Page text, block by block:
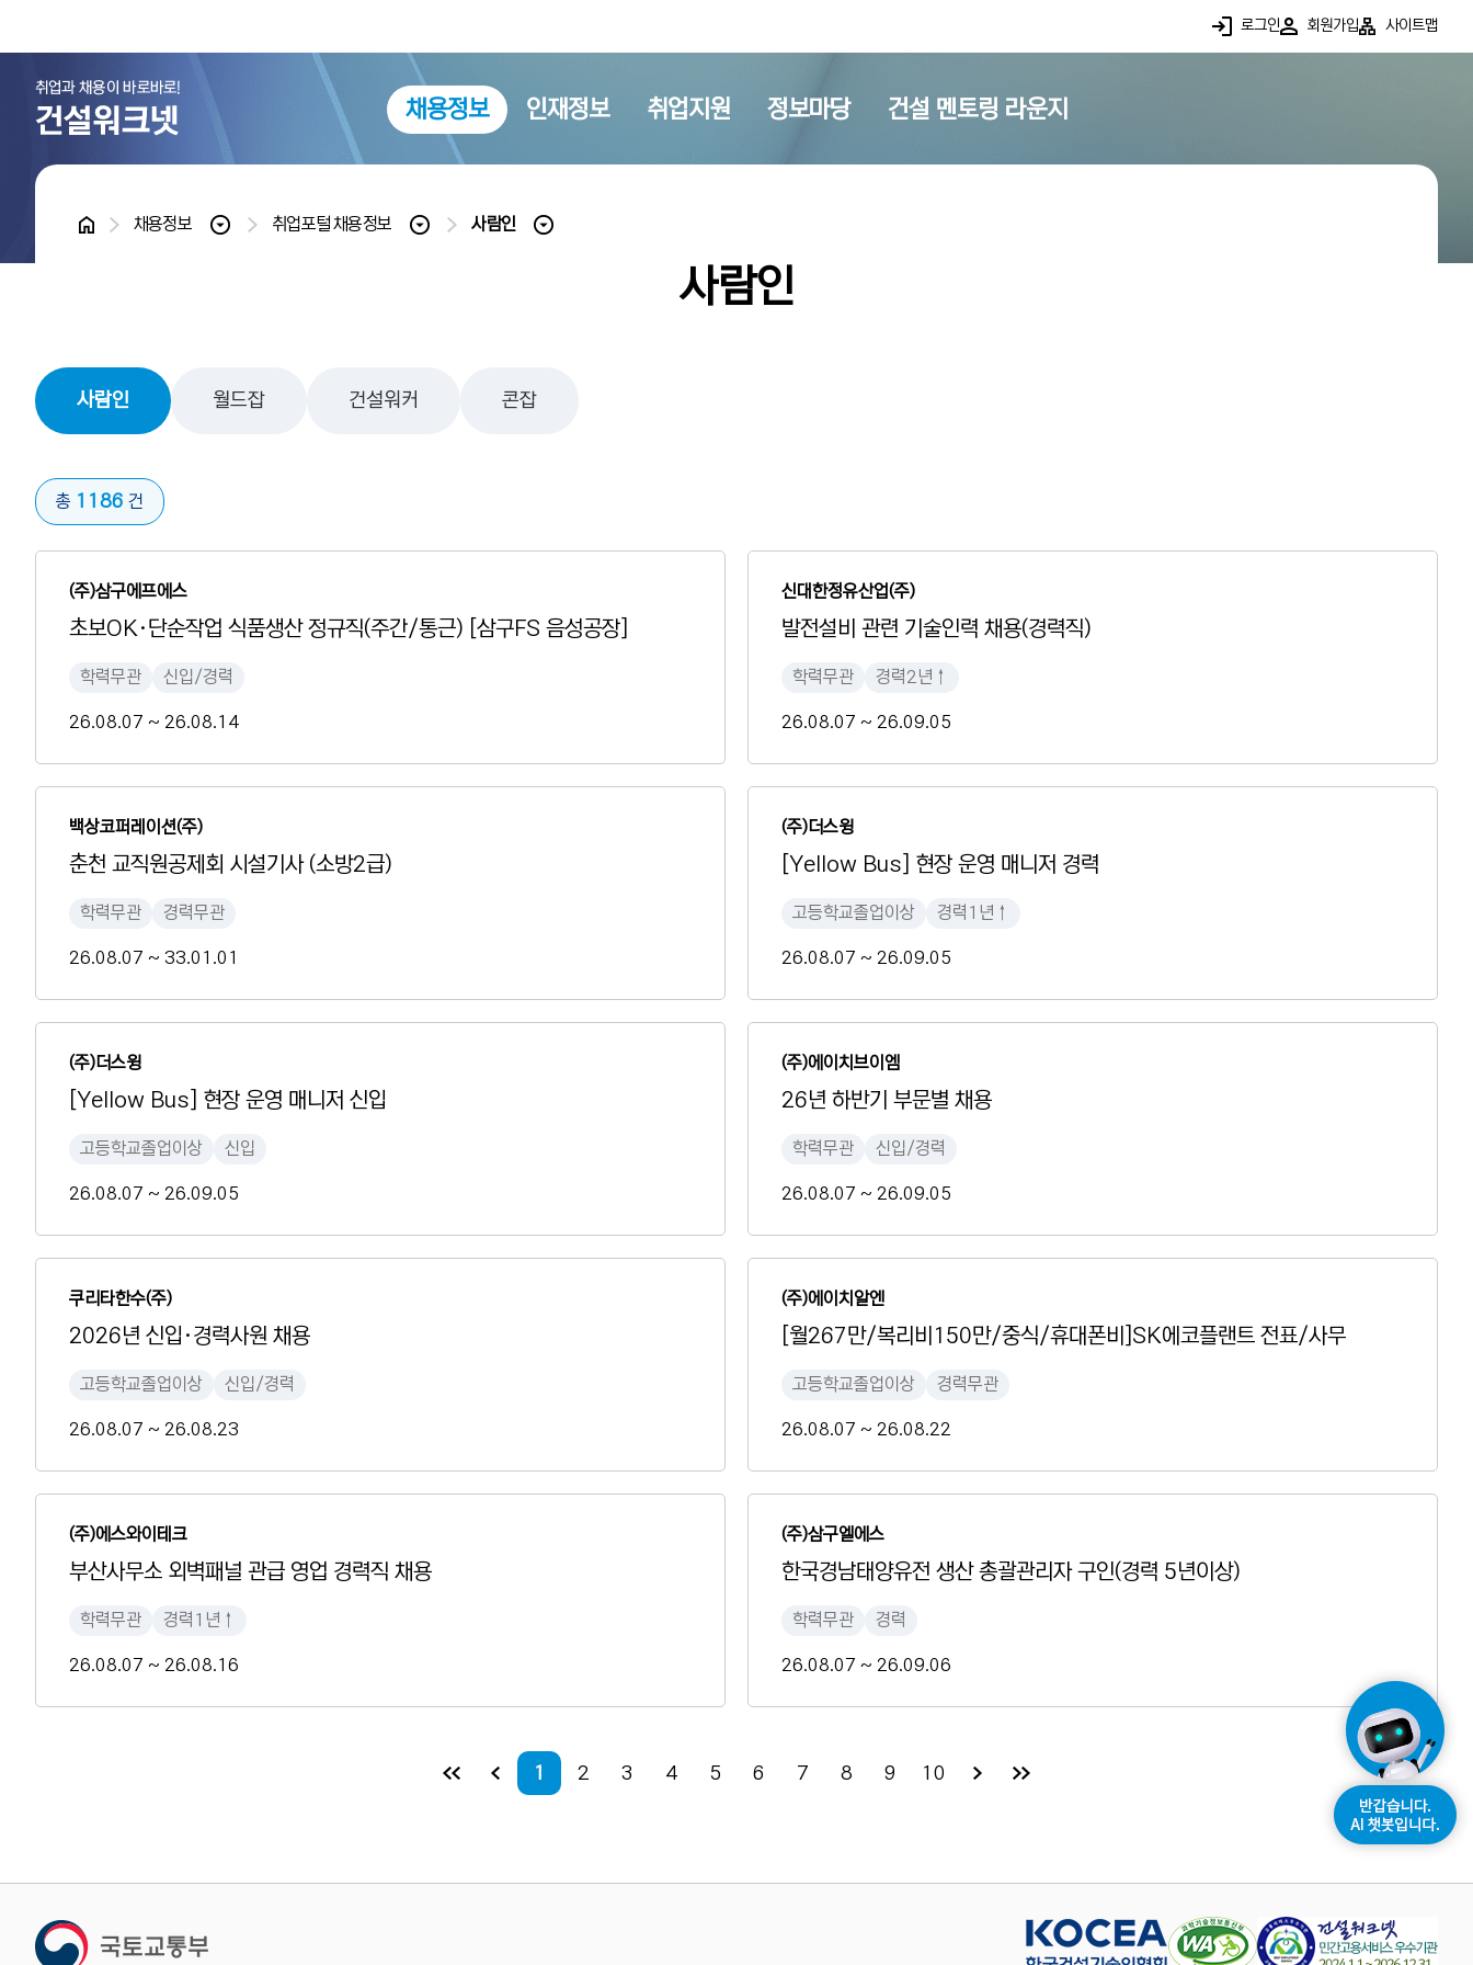
로그인 회원가입 사이트맵
채용정보 인재정보 취업지원 정보마당 건설 멘토링 라운지
홈 채용정보 취업포털 채용정보 사람인
사람인
사람인 월드잡 건설워커 콘잡
총 1186 건
(주)삼구에프에스
초보OK·단순작업 식품생산 정규직(주간/통근) [삼구FS 음성공장]
학력무관 신입/경력
26.08.07 ~ 26.08.14
신대한정유산업(주)
발전설비 관련 기술인력 채용(경력직)
학력무관 경력2년↑
26.08.07 ~ 26.09.05
백상코퍼레이션(주)
춘천 교직원공제회 시설기사 (소방2급)
학력무관 경력무관
26.08.07 ~ 33.01.01
(주)더스윙
[Yellow Bus] 현장 운영 매니저 경력
고등학교졸업이상 경력1년↑
26.08.07 ~ 26.09.05
(주)더스윙
[Yellow Bus] 현장 운영 매니저 신입
고등학교졸업이상 신입
26.08.07 ~ 26.09.05
(주)에이치브이엠
26년 하반기 부문별 채용
학력무관 신입/경력
26.08.07 ~ 26.09.05
쿠리타한수(주)
2026년 신입·경력사원 채용
고등학교졸업이상 신입/경력
26.08.07 ~ 26.08.23
(주)에이치알엔
[월267만/복리비150만/중식/휴대폰비]SK에코플랜트 전표/사무
고등학교졸업이상 경력무관
26.08.07 ~ 26.08.22
(주)에스와이테크
부산사무소 외벽패널 관급 영업 경력직 채용
학력무관 경력1년↑
26.08.07 ~ 26.08.16
(주)삼구엘에스
한국경남태양유전 생산 총괄관리자 구인(경력 5년이상)
학력무관 경력
26.08.07 ~ 26.09.06
1 2 3 4 5 6 7 8 9 10